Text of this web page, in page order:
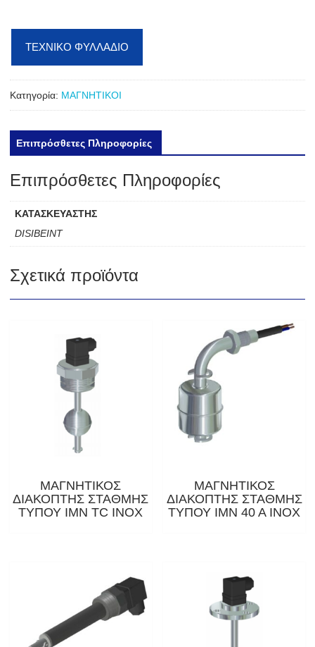
ΤΕΧΝΙΚΟ ΦΥΛΛΑΔΙΟ
Κατηγορία: ΜΑΓΝΗΤΙΚΟΙ
Επιπρόσθετες Πληροφορίες
Επιπρόσθετες Πληροφορίες
ΚΑΤΑΣΚΕΥΑΣΤΗΣ
DISIBEINT
Σχετικά προϊόντα
ΜΑΓΝΗΤΙΚΟΣ
ΔΙΑΚΟΠΤΗΣ ΣΤΑΘΜΗΣ
ΤΥΠΟΥ IMN TC INOX
ΜΑΓΝΗΤΙΚΟΣ
ΔΙΑΚΟΠΤΗΣ ΣΤΑΘΜΗΣ
ΤΥΠΟΥ ΙΜΝ 40 Α ΙΝΟΧ